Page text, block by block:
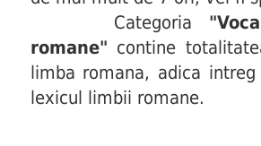
Categoria
romane" contine
limba romana, adica intreg
lexicul limbii romane.